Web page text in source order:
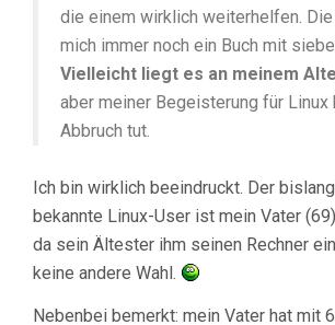
die einem wirklich weiterhelfen.
mich immer noch ein Buch mit
Vielleicht liegt es an meinem
aber meiner Begeisterung für Linux
Abbruch tut.
Ich bin wirklich beeindruckt. Der
bekannte Linux-User ist mein Vater
da sein Ältester ihm seinen Rechner
keine andere Wahl.
Nebenbei bemerkt: mein Vater hat mit